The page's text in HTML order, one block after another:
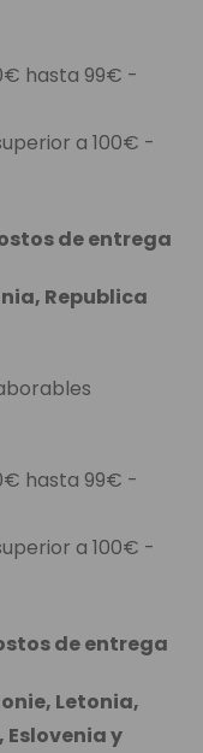
hasta 99€ -
a 100€ -
de entrega
Republica
hasta 99€ -
a 100€ -
de entrega
Letonia,
y